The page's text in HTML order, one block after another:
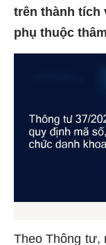
trên thành tích
phụ thuộc
Theo Thông tư,